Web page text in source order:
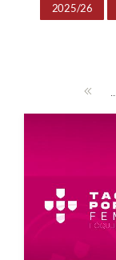
2025/26